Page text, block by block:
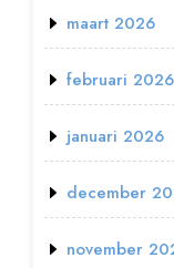
maart 2026
februari 2026
januari 2026
december
november